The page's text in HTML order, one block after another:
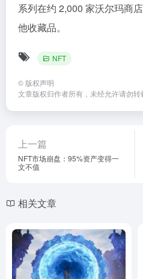
系列在约 2,000 家沃尔玛商
他收藏品。
NFT
© 版权声明
文章版权归作者所有，未经允许请勿转
上一篇
NFT市场崩盘：95%资产变得一
文不值
相关文章